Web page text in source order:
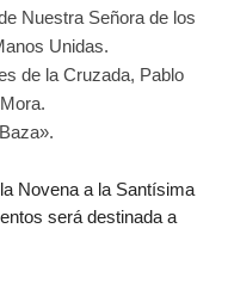
Nuestra Señora de los
Unidas.
de la Cruzada, Pablo
Novena a la Santísima
será destinada a